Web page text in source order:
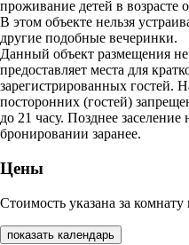
проживание детей в возрасте
В этом объекте нельзя
другие подобные вечеринки.
Данный объект размещения
предоставляет места для
зарегистрированных гостей.
посторонних (гостей)
до 21 часу. Позднее заселение
бронировании заранее.
Цены
Стоимость указана за
показать календарь